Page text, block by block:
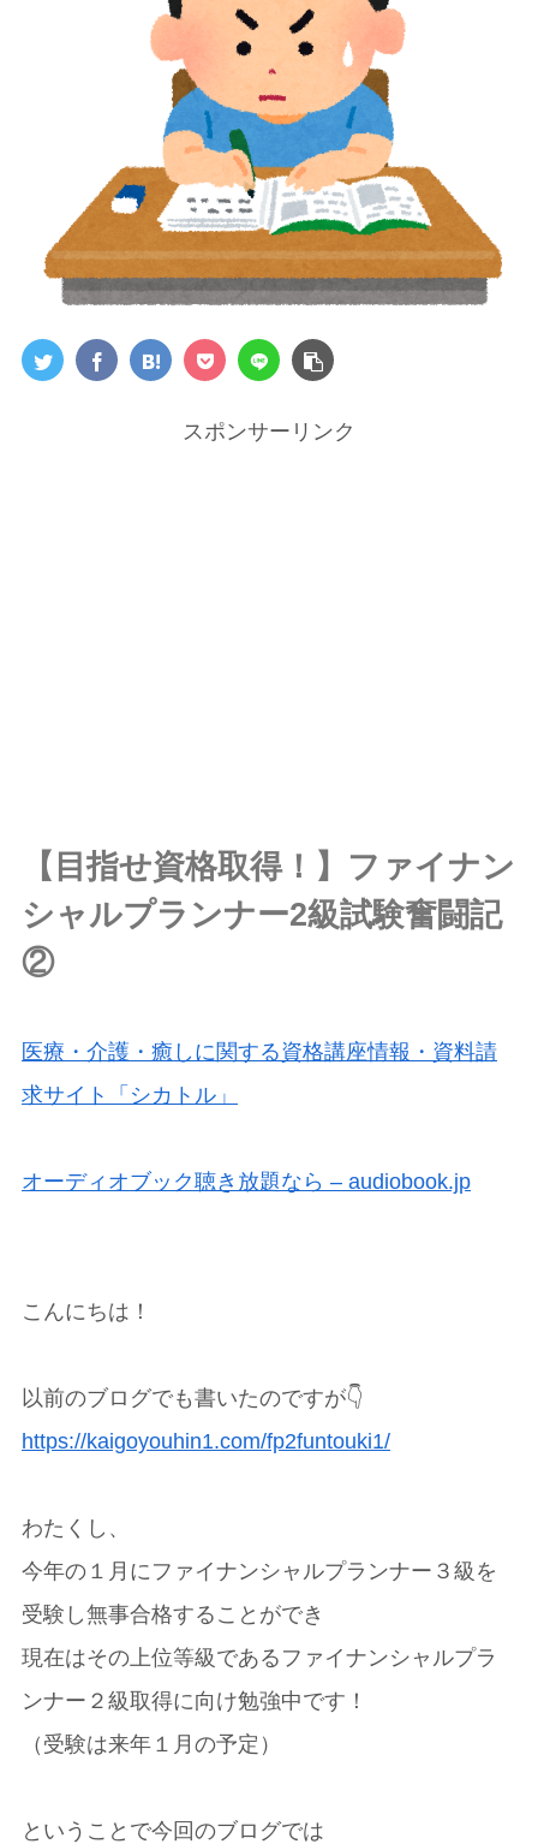
スポンサーリンク
【目指せ資格取得！】ファイナン
シャルプランナー2級試験奮闘記
②
医療・介護・癒しに関する資格講座情報・資料請
求サイト「シカトル」
オーディオブック聴き放題なら – audiobook.jp
こんにちは！
以前のブログでも書いたのですが👇
https://kaigoyouhin1.com/fp2funtouki1/
わたくし、
今年の１月にファイナンシャルプランナー３級を
受験し無事合格することができ
現在はその上位等級であるファイナンシャルプラ
ンナー２級取得に向け勉強中です！
（受験は来年１月の予定）
ということで今回のブログでは